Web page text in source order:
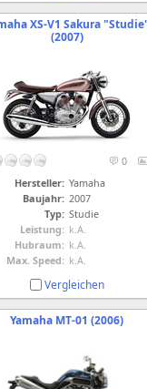
XS-V1 Sakura
(2007)
0
Hersteller: Yamaha
Baujahr: 2007
Typ: Studie
Leistung: k.A.
Hubraum: k.A.
Max. Speed: k.A.
Vergleichen
Yamaha MT-01 (2006)